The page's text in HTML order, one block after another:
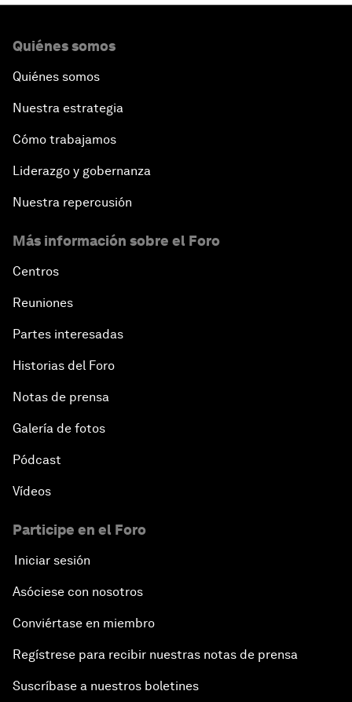
Quiénes somos
Quiénes somos
Nuestra estrategia
Cómo trabajamos
Liderazgo y gobernanza
Nuestra repercusión
Más información sobre el Foro
Centros
Reuniones
Partes interesadas
Historias del Foro
Notas de prensa
Galería de fotos
Pódcast
Vídeos
Participe en el Foro
Iniciar sesión
Asóciese con nosotros
Conviértase en miembro
Regístrese para recibir nuestras notas de prensa
Suscríbase a nuestros boletines